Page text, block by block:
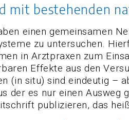
mit bestehenden
einen gemeinsamen
zu untersuchen.
in Arztpraxen zum
Effekte aus den
(in situ) sind eindeutig –
der es nur einen Ausweg
publizieren, das